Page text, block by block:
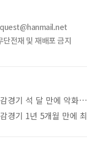
전재 및 재배포 금지